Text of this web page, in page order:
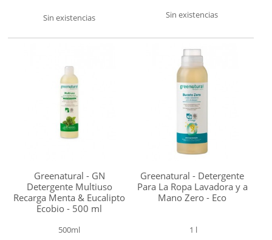
Sin existencias Sin existencias
Greenatural - GN
Detergente Multiuso
Recarga Menta & Eucalipto
Ecobio - 500 ml
500ml
Greenatural - Detergente
Para La Ropa Lavadora y a
Mano Zero - Eco
1 l